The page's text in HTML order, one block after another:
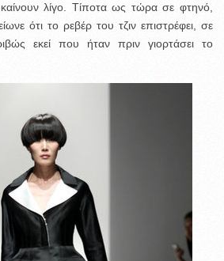
λίγο. Τίποτα ως τώρα σε φτηνό,
ότι το ρεβέρ του τζιν επιστρέφει, σε
εκεί που ήταν πριν γιορτάσει το